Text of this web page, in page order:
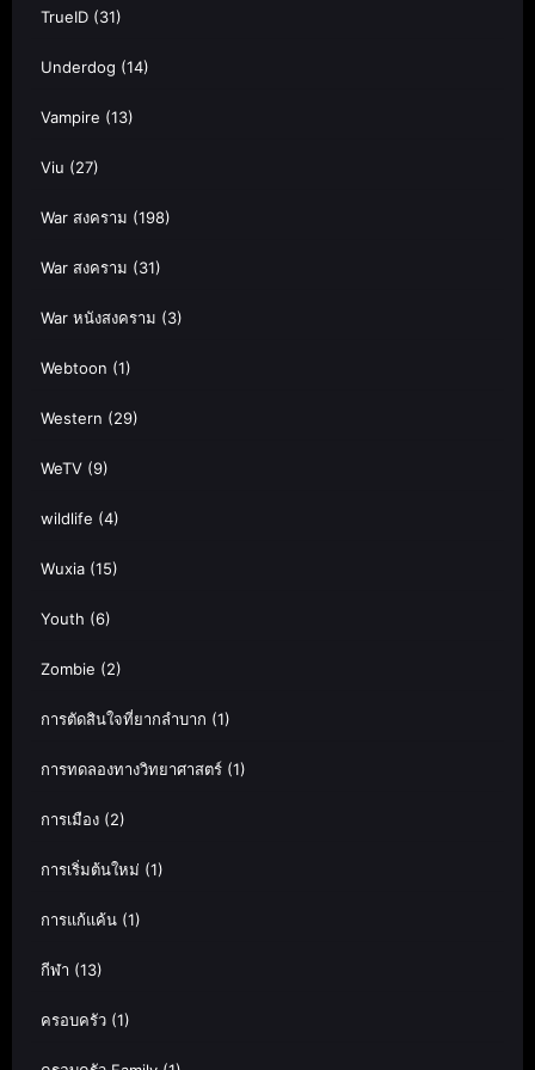
TrueID (31)
Underdog (14)
Vampire (13)
Viu (27)
War สงคราม (198)
War สงคราม (31)
War หนังสงคราม (3)
Webtoon (1)
Western (29)
WeTV (9)
wildlife (4)
Wuxia (15)
Youth (6)
Zombie (2)
การตัดสินใจที่ยากลำบาก (1)
การทดลองทางวิทยาศาสตร์ (1)
การเมือง (2)
การเริ่มต้นใหม่ (1)
การแก้แค้น (1)
กีฬา (13)
ครอบครัว (1)